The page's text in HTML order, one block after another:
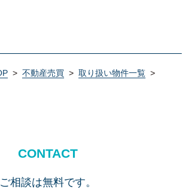
> 不動産売買 > 取り扱い物件一覧 >
CONTACT
ご相談は無料です。